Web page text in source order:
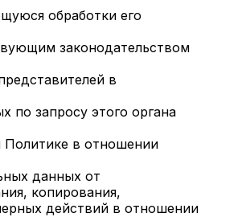
обработки его
законодательством
в
по запросу этого органа
Политике в отношении
данных от
копирования,
действий в отношении